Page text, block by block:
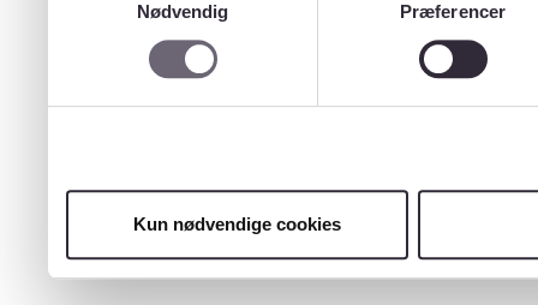
Nødvendig
Præferencer
Kun nødvendige cookies